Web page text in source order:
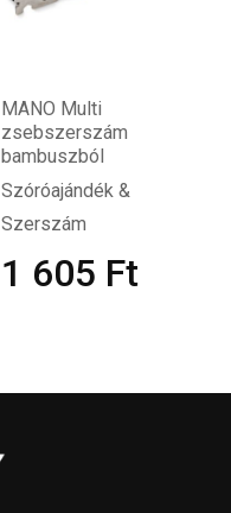
MANO Multi
zsebszerszám
bambuszból
Szóróajándék &
Szerszám
1 605 Ft